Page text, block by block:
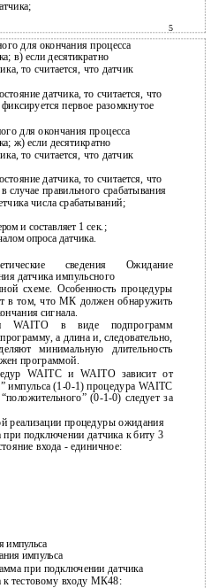
5
для окончания процесса
в) если десятикратно
то считается, что датчик
датчика, то считается, что
первое разомкнутое
для окончания процесса
ж) если десятикратно
то считается, что датчик
датчика, то считается, что
случае правильного срабатывания
числа срабатываний;
и составляет 1 сек.;
опроса датчика.
сведения Ожидание
датчика импульсного
схеме. Особенность процедуры
в том, что МК должен обнаружить
сигнала.
WAITO в виде подпрограмм
а длина и, следовательно,
минимальную длительность
программой.
WAITC и WAITO зависит от
импульса (1-0-1) процедура WAITC
(0-1-0) следует за
реализации процедуры ожидания
при подключении датчика к биту 3
входа - единичное:
импульса
импульса
при подключении датчика
к тестовому входу МК48: